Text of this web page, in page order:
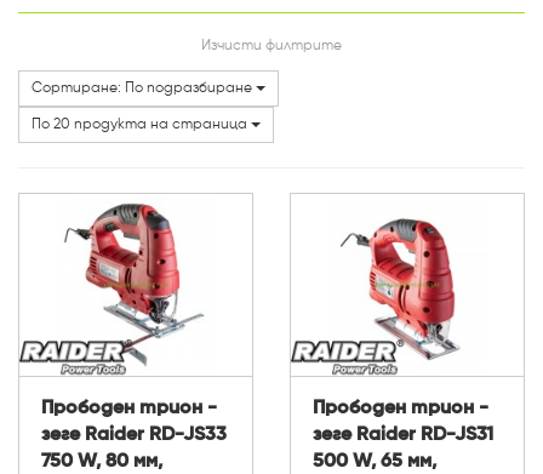
Марки
Мощност (W):
Изчисти филтрите
Сортиране: По подразбиране
По 20 продукта на страница
Прободен трион -
зеге Raider RD-JS33
750 W, 80 мм,
Прободен трион -
зеге Raider RD-JS31
500 W, 65 мм,